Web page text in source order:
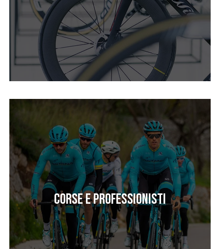
Corse e professionisti